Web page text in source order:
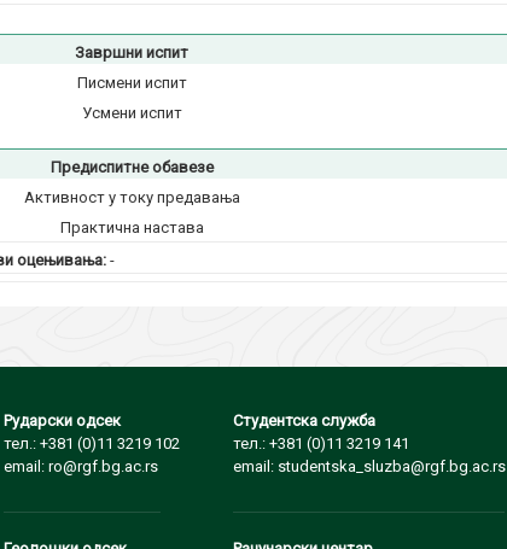
Завршни испит
Писмени испит
Усмени испит
Предиспитне обавезе
Активност у току предавања
Практична настава
оцењивања:-
Рударски одсек
тел.: +381 (0)11 3219 102
email: ro@rgf.bg.ac.rs
Студентска служба
тел.: +381 (0)11 3219 141
email: studentska_sluzba@rgf.bg.ac.rs